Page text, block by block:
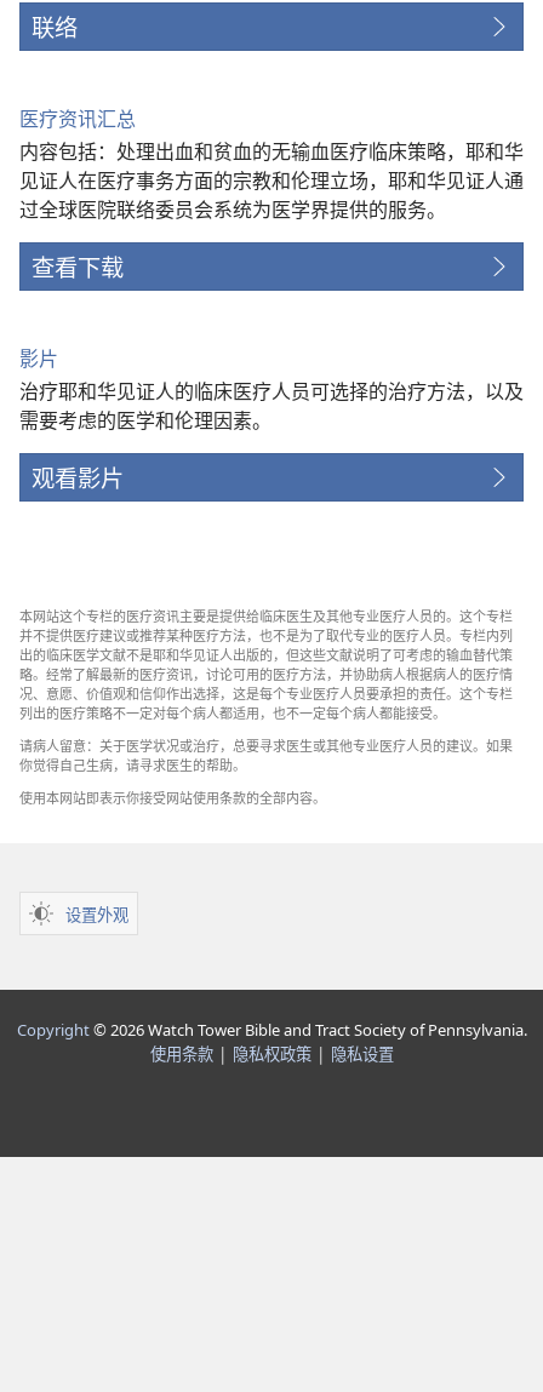
联络
医疗资讯汇总
内容包括：处理出血和贫血的无输血医疗临床策略，耶和华
见证人在医疗事务方面的宗教和伦理立场，耶和华见证人通
过全球医院联络委员会系统为医学界提供的服务。
查看下载
影片
治疗耶和华见证人的临床医疗人员可选择的治疗方法，以及
需要考虑的医学和伦理因素。
观看影片
本网站这个专栏的医疗资讯主要是提供给临床医生及其他专业医疗人员的。这个专栏
并不提供医疗建议或推荐某种医疗方法，也不是为了取代专业的医疗人员。专栏内列
出的临床医学文献不是耶和华见证人出版的，但这些文献说明了可考虑的输血替代策
略。经常了解最新的医疗资讯，讨论可用的医疗方法，并协助病人根据病人的医疗情
况、意愿、价值观和信仰作出选择，这是每个专业医疗人员要承担的责任。这个专栏
列出的医疗策略不一定对每个病人都适用，也不一定每个病人都能接受。
请病人留意：关于医学状况或治疗，总要寻求医生或其他专业医疗人员的建议。如果
你觉得自己生病，请寻求医生的帮助。
使用本网站即表示你接受网站使用条款的全部内容。
设置外观
Copyright© 2026 Watch Tower Bible and Tract Society of Pennsylvania.
使用条款| 隐私权政策| 隐私设置